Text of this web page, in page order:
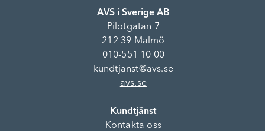
AVS i Sverige AB
Pilotgatan 7
212 39 Malmö
010-551 10 00
kundtjanst@avs.se
avs.se
Kundtjänst
Kontakta oss